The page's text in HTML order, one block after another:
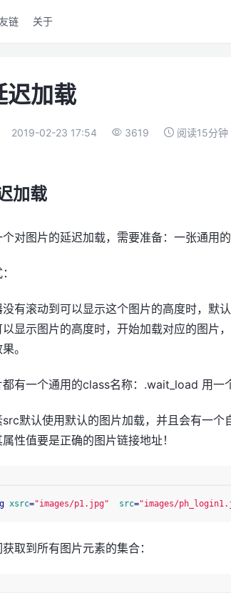
友链 关于
迟加载
2019-02-23 17:54 3619 阅读15分钟
加载
对图片的延迟加载，需要准备：一张通用
没有滚动到可以显示这个图片的高度时，默
以显示图片的高度时，开始加载对应的图片
。
都有一个通用的class名称：.wait_load 用一
src默认使用默认的图片加载，并且会有一
性值要是正确的图片链接地址！
xsrc="images/p1.jpg" src="images/
取到所有图片元素的集合：